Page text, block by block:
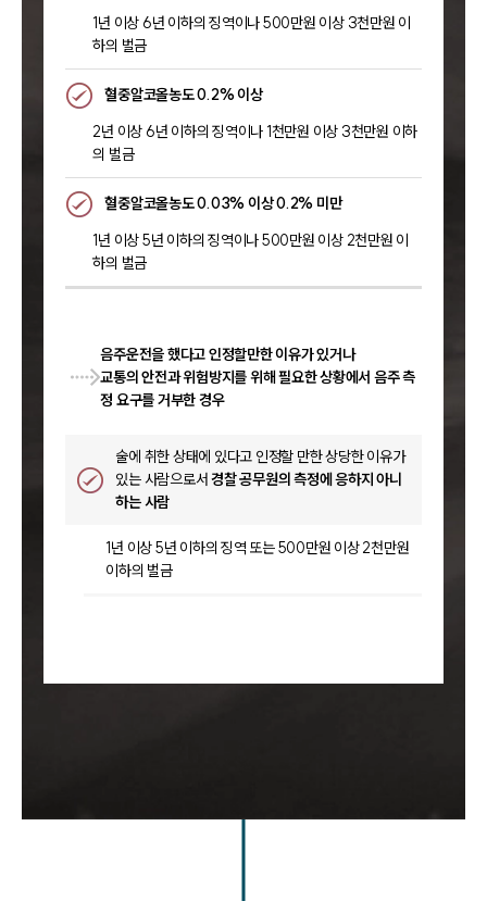
1년 이상 6년 이하의 징역이나 500만원 이상 3천만원 이
하의 벌금
혈중알코올농도 0.2% 이상
2년 이상 6년 이하의 징역이나 1천만원 이상 3천만원 이하
의 벌금
혈중알코올농도 0.03% 이상 0.2% 미만
1년 이상 5년 이하의 징역이나 500만원 이상 2천만원 이
하의 벌금
음주운전을 했다고 인정할만한 이유가 있거나
교통의 안전과 위험방지를 위해 필요한 상황에서 음주 측
정 요구를 거부한 경우
술에 취한 상태에 있다고 인정할 만한 상당한 이유가
있는 사람으로서경찰 공무원의 측정에 응하지 아니
하는 사람
1년 이상 5년 이하의 징역 또는 500만원 이상 2천만원
이하의 벌금